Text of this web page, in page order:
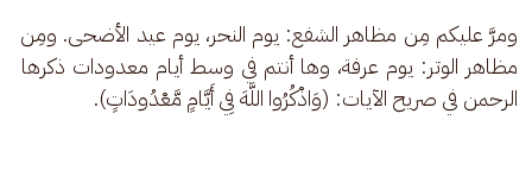
ومرَّ عليكم مِن مظاهر الشفع: يوم النحر، يوم عيد الأضحى. ومِن
مظاهر الوتر: يوم عرفة، وها أنتم في وسط أيام معدودات ذكرها
الرحمن في صريح الآيات: (وَاذْكُرُوا اللَّهَ فِي أَيَّامٍ مَّعْدُودَاتٍ).